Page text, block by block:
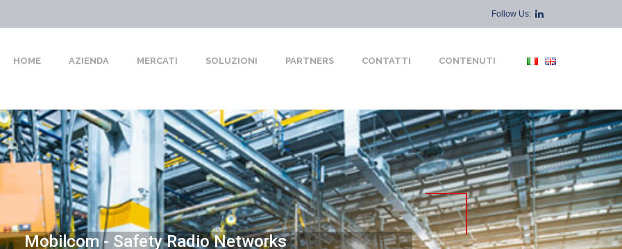
Follow Us:
HOME AZIENDA MERCATI SOLUZIONI PARTNERS CONTATTI CONTENUTI
Mobilcom - Safety Radio Networks